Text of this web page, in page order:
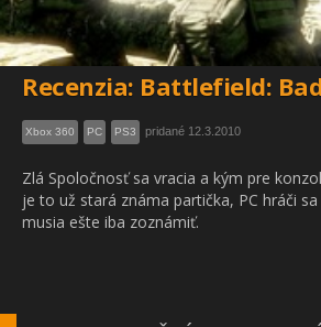
Recenzia: Battlefield:
Xbox 360 PC PS3 pridané 12.3.2010
Zlá Spoločnosť sa vracia a kým pre
je to už stará známa partička, PC hráči
musia ešte iba zoznámiť.